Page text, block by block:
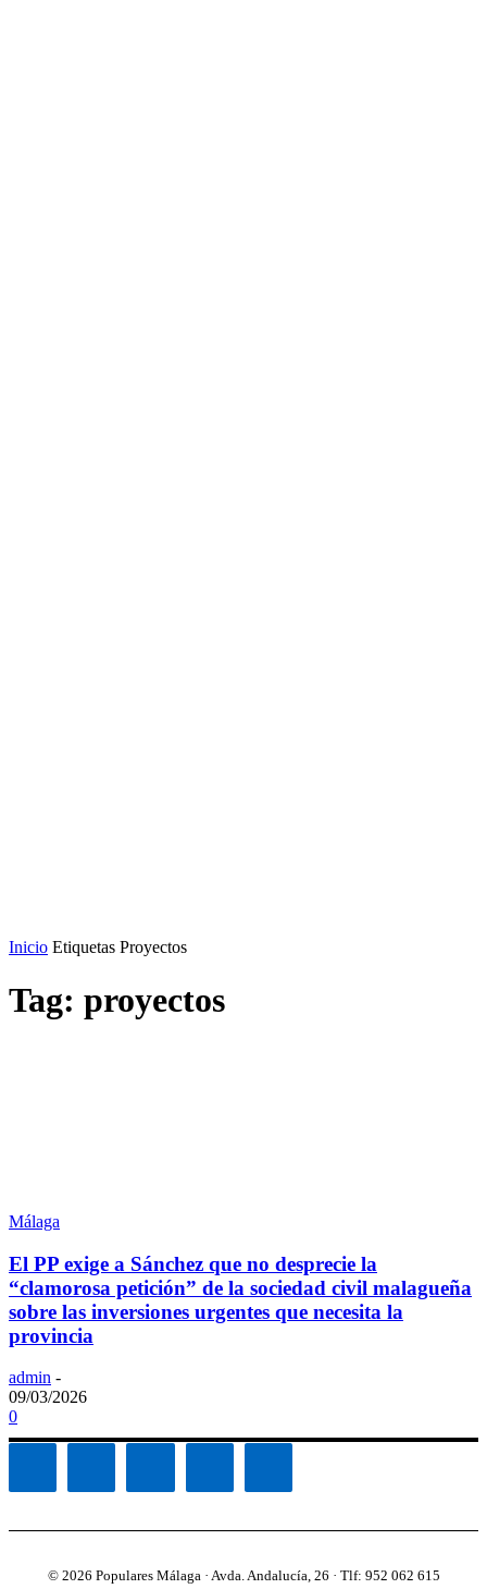
Inicio Etiquetas Proyectos
Tag: proyectos
Málaga
El PP exige a Sánchez que no desprecie la
“clamorosa petición” de la sociedad civil malagueña
sobre las inversiones urgentes que necesita la
provincia
admin -
09/03/2026
0
© 2026 Populares Málaga · Avda. Andalucía, 26 · Tlf: 952 062 615